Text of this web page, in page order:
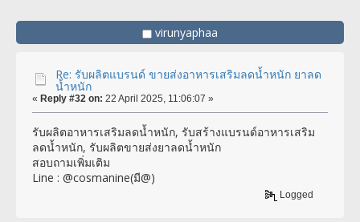
virunyaphaa
Re: รับผลิตแบรนด์ ขายส่งอาหารเสริมลดน้ำหนัก ยาลด
น้ำหนัก
« Reply #32 on: 22 April 2025, 11:06:07 »
รับผลิตอาหารเสริมลดน้ำหนัก, รับสร้างแบรนด์อาหารเสริม
ลดน้ำหนัก, รับผลิตขายส่งยาลดน้ำหนัก
สอบถามเพิ่มเติม
Line : @cosmanine(มี@)
Logged